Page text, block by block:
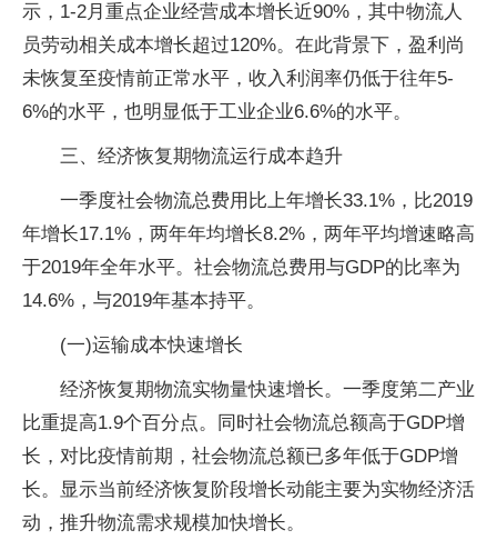
示，1-2月重点企业经营成本增长近90%，其中物流人
员劳动相关成本增长超过120%。在此背景下，盈利尚
未恢复至疫情前正常水平，收入利润率仍低于往年5-
6%的水平，也明显低于工业企业6.6%的水平。
三、经济恢复期物流运行成本趋升
一季度社会物流总费用比上年增长33.1%，比2019
年增长17.1%，两年年均增长8.2%，两年平均增速略高
于2019年全年水平。社会物流总费用与GDP的比率为
14.6%，与2019年基本持平。
(一)运输成本快速增长
经济恢复期物流实物量快速增长。一季度第二产业
比重提高1.9个百分点。同时社会物流总额高于GDP增
长，对比疫情前期，社会物流总额已多年低于GDP增
长。显示当前经济恢复阶段增长动能主要为实物经济活
动，推升物流需求规模加快增长。